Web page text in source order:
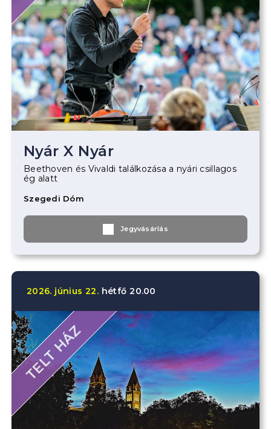
Nyár X Nyár
Beethoven és Vivaldi találkozása a nyári csillagos
ég alatt
Szegedi Dóm
Jegyvásárlás
2026. június 22. hétfő 20.00
TELT HÁZ